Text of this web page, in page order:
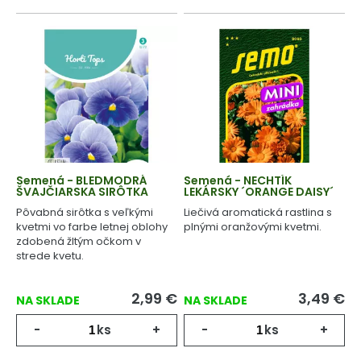
Semená - BLEDMODRÁ
ŠVAJČIARSKA SIRÔTKA
Pôvabná sirôtka s veľkými
kvetmi vo farbe letnej oblohy
zdobená žltým očkom v
strede kvetu.
NA SKLADE 2,99 €
- ks +
Semená - NECHTÍK
LEKÁRSKY ´ORANGE DAISY´
Liečivá aromatická rastlina s
plnými oranžovými kvetmi.
NA SKLADE 3,49 €
- ks +